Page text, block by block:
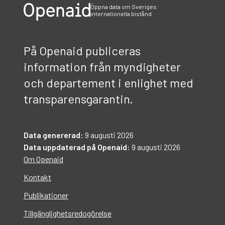
Öppna data om Sveriges
internationella bistånd
På Openaid publiceras
information från myndigheter
och departement i enlighet med
transparensgarantin.
Data genererad: 9 augusti 2026
Data uppdaterad på Openaid: 9 augusti 2026
Om Openaid
Kontakt
Publikationer
Tillgänglighetsredogörelse